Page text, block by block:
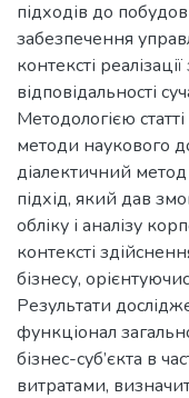
підходів до
забезпечення
контексті
відповідальності
Методологією
методи наукового
діалектичний
підхід, який дав
обліку і аналізу
контексті
бізнесу,
Результати
функціонал
бізнес-суб’єкта в
витратами,